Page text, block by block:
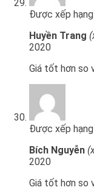
Được xếp hạng
Huyền Trang
2020
Giá tốt hơn so
Được xếp hạng
Bích Nguyễn
2020
Giá tốt hơn so